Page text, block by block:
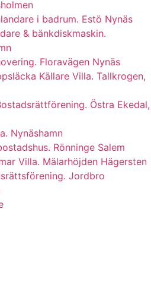
i badrum. Estö Nynäs
& bänkdiskmaskin.
Floravägen Nynäs
Källare Villa. Tallkrogen,
Östra Ekedal,
Nynäshamn
Rönninge Salem
Villa. Mälarhöjden Hägersten
Jordbro